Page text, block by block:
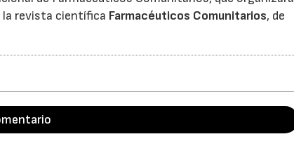
la revista científica Farmacéuticos Comunitarios, de